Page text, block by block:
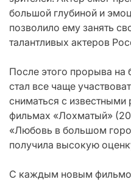
большой глубиной и
позволило ему занять
талантливых актеров
После этого прорыва
стал все чаще
сниматься с
фильмах «Лохматый»
«Любовь в большом
получила высокую
С каждым новым